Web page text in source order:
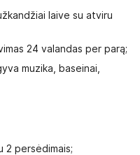
laive su atviru
24 valandas per parą;
muzika, baseinai,
2 persėdimais;